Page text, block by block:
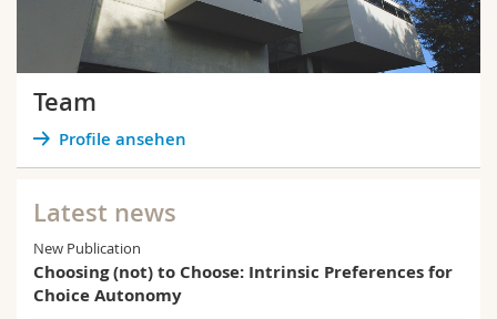
Team
Profile ansehen
Latest news
New Publication
Choosing (not) to Choose: Intrinsic Preferences for
Choice Autonomy